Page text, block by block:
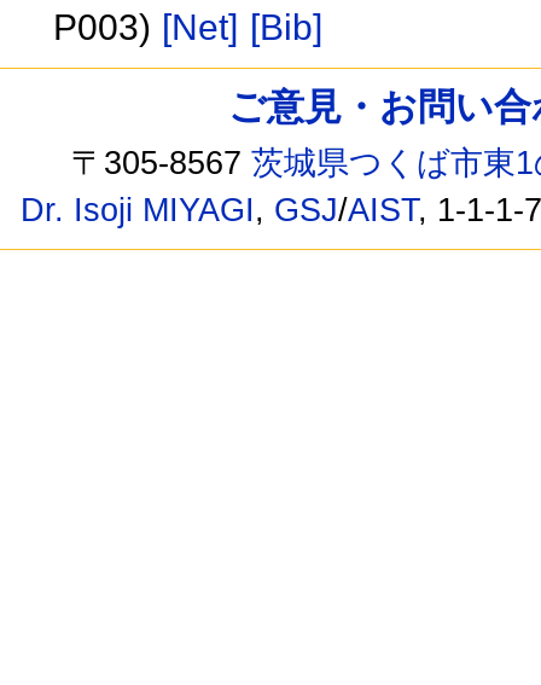
P003) [Net] [Bib]
ご意見・お問い
〒305-8567茨城県つくば市東
Dr. Isoji MIYAGI, GSJ/AIST, 1-1-1-